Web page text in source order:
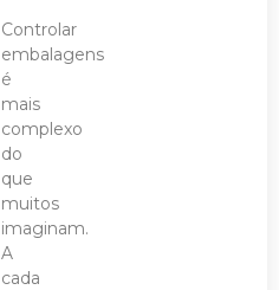
Controlar
embalagens
é
mais
complexo
do
que
muitos
imaginam.
A
cada